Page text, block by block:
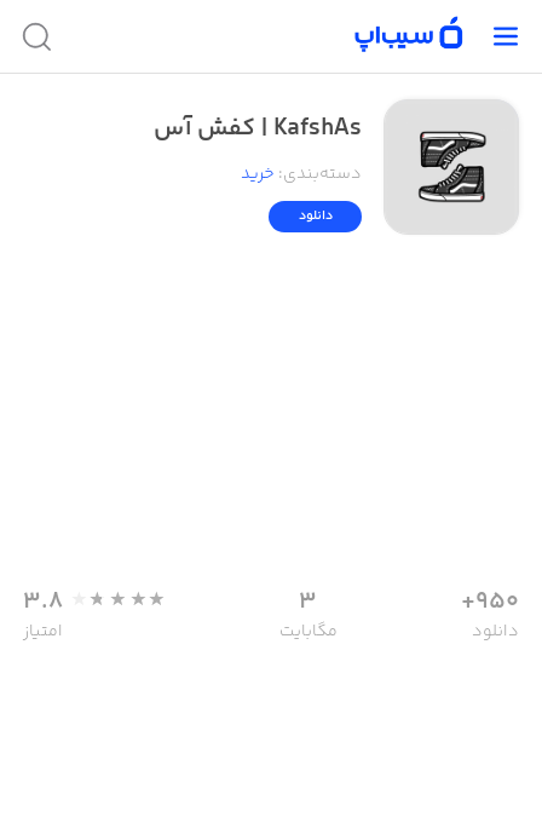
KafshAs | کفش آس
دسته‌بندی: خرید
دانلود
950+
دانلود
3
مگابایت
3.8
امتیاز